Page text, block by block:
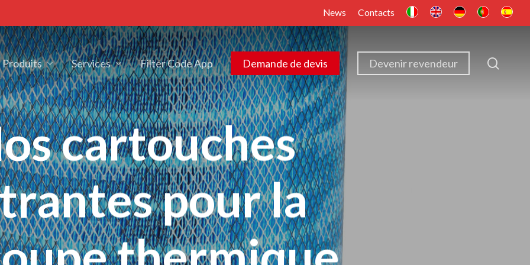
News Contacts
Produits Services Filter Code App Demande de devis Devenir revendeur
cartouches
pour la